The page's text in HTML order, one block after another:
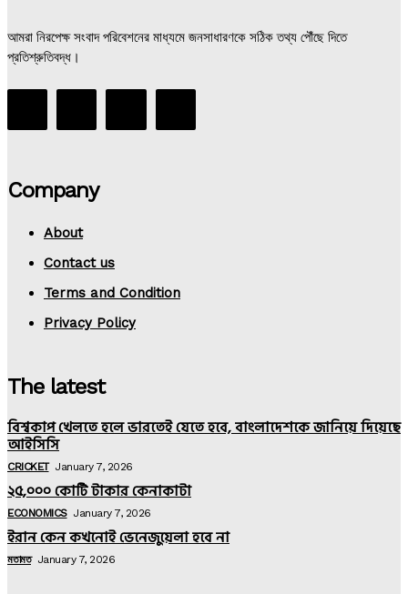
আমরা নিরপেক্ষ সংবাদ পরিবেশনের মাধ্যমে জনসাধারণকে সঠিক তথ্য পৌঁছে দিতে
প্রতিশ্রুতিবদ্ধ।
Company
About
Contact us
Terms and Condition
Privacy Policy
The latest
বিশ্বকাপ খেলতে হলে ভারতেই যেতে হবে, বাংলাদেশকে জানিয়ে দিয়েছে
আইসিসি
CRICKET January 7, 2026
২৫,০০০ কোটি টাকার কেনাকাটা
ECONOMICS January 7, 2026
ইরান কেন কখনোই ভেনেজুয়েলা হবে না
মতামত January 7, 2026